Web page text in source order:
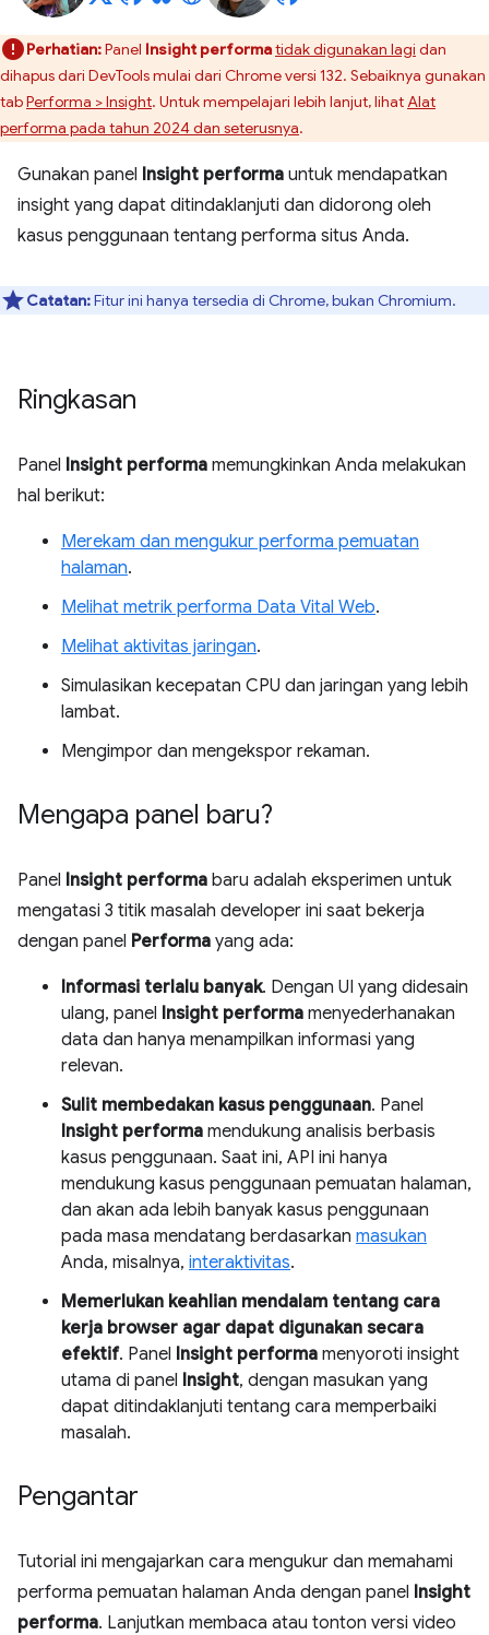
Perhatian:Panel Insight performatidak digunakan lagi dan
dihapus dari DevTools mulai dari Chrome versi 132. Sebaiknya gunakan
tabPerforma > Insight. Untuk mempelajari lebih lanjut, lihatAlat
performa pada tahun 2024 dan seterusnya.
Gunakan panel Insight performa untuk mendapatkan
insight yang dapat ditindaklanjuti dan didorong oleh
kasus penggunaan tentang performa situs Anda.
Catatan:Fitur ini hanya tersedia di Chrome, bukan Chromium.
Ringkasan
Panel Insight performa memungkinkan Anda melakukan
hal berikut:
Merekam dan mengukur performa pemuatan
halaman.
Melihat metrik performa Data Vital Web.
Melihat aktivitas jaringan.
Simulasikan kecepatan CPU dan jaringan yang lebih
lambat.
Mengimpor dan mengekspor rekaman.
Mengapa panel baru?
Panel Insight performa baru adalah eksperimen untuk
mengatasi 3 titik masalah developer ini saat bekerja
dengan panel Performa yang ada:
Informasi terlalu banyak. Dengan UI yang didesain
ulang, panel Insight performa menyederhanakan
data dan hanya menampilkan informasi yang
relevan.
Sulit membedakan kasus penggunaan. Panel
Insight performa mendukung analisis berbasis
kasus penggunaan. Saat ini, API ini hanya
mendukung kasus penggunaan pemuatan halaman,
dan akan ada lebih banyak kasus penggunaan
pada masa mendatang berdasarkan masukan
Anda, misalnya, interaktivitas.
Memerlukan keahlian mendalam tentang cara
kerja browser agar dapat digunakan secara
efektif. Panel Insight performa menyoroti insight
utama di panel Insight, dengan masukan yang
dapat ditindaklanjuti tentang cara memperbaiki
masalah.
Pengantar
Tutorial ini mengajarkan cara mengukur dan memahami
performa pemuatan halaman Anda dengan panel Insight
performa. Lanjutkan membaca atau tonton versi video